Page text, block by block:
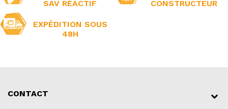
SAV RÉACTIF
CONSTRUCTEUR
EXPÉDITION SOUS
48H
CONTACT